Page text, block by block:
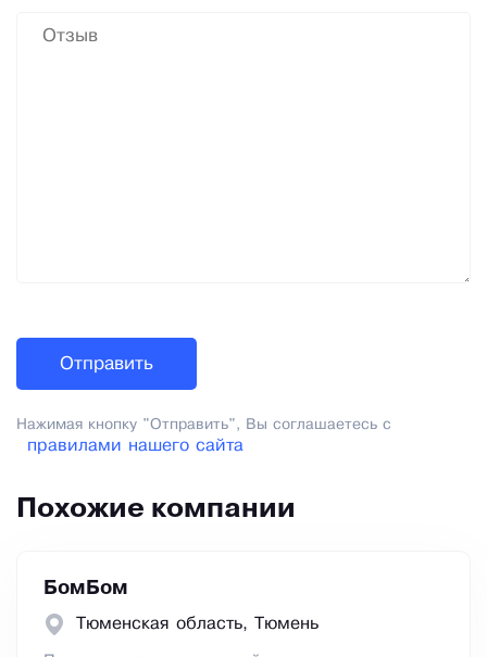
Нажимая кнопку "Отправить", Вы соглашаетесь с
правилами нашего сайта
Похожие компании
БомБом
Тюменская область, Тюмень